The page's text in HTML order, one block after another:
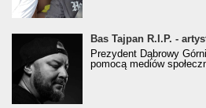
Bas Tajpan R.I.P. -
Prezydent Dąbrowy
pomocą mediów